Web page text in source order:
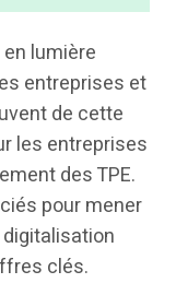
lumière
entreprises et
de cette
les entreprises
des TPE.
pour mener
clés.